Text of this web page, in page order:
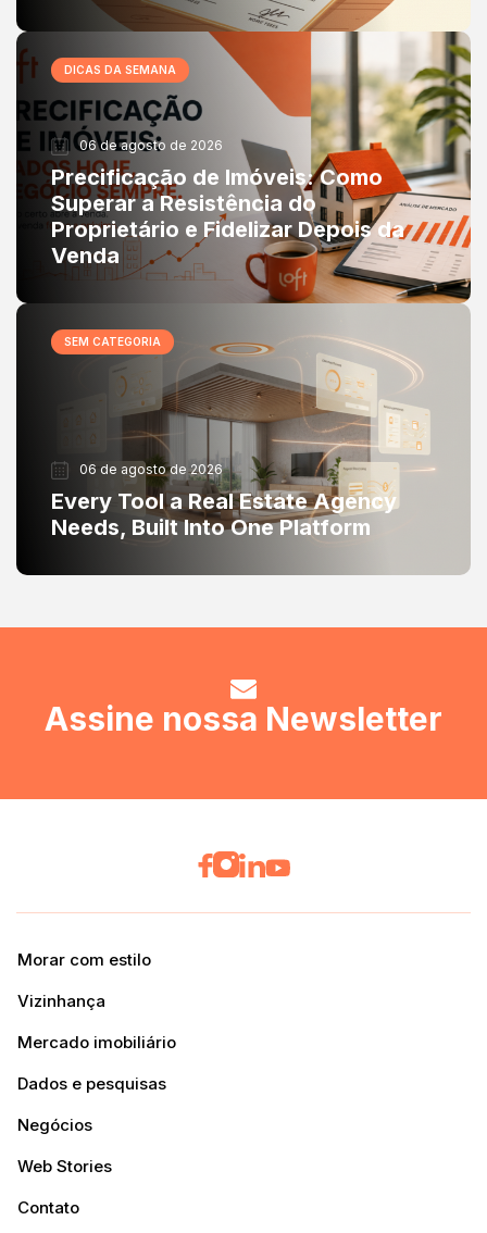
DICAS DA SEMANA
06 de agosto de 2026
Precificação de Imóveis: Como
Superar a Resistência do
Proprietário e Fidelizar Depois da
Venda
SEM CATEGORIA
06 de agosto de 2026
Every Tool a Real Estate Agency
Needs, Built Into One Platform
Assine nossa Newsletter
Morar com estilo
Vizinhança
Mercado imobiliário
Dados e pesquisas
Negócios
Web Stories
Contato